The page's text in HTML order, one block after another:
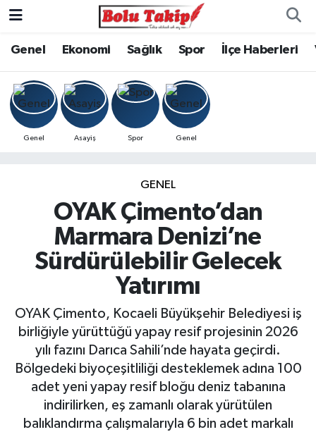
Genel Ekonomi Sağlık Spor İlçe Haberleri
Genel Asayiş Spor Genel
GENEL
OYAK Çimento’dan
Marmara Denizi’ne
Sürdürülebilir Gelecek
Yatırımı
OYAK Çimento, Kocaeli Büyükşehir Belediyesi iş
birliğiyle yürüttüğü yapay resif projesinin 2026
yılı fazını Darıca Sahili’nde hayata geçirdi.
Bölgedeki biyoçeşitliliği desteklemek adına 100
adet yeni yapay resif bloğu deniz tabanına
indirilirken, eş zamanlı olarak yürütülen
balıklandırma çalışmalarıyla 6 bin adet markalı